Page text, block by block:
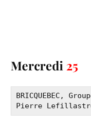
Mercredi 25
BRICQUEBEC,
Pierre